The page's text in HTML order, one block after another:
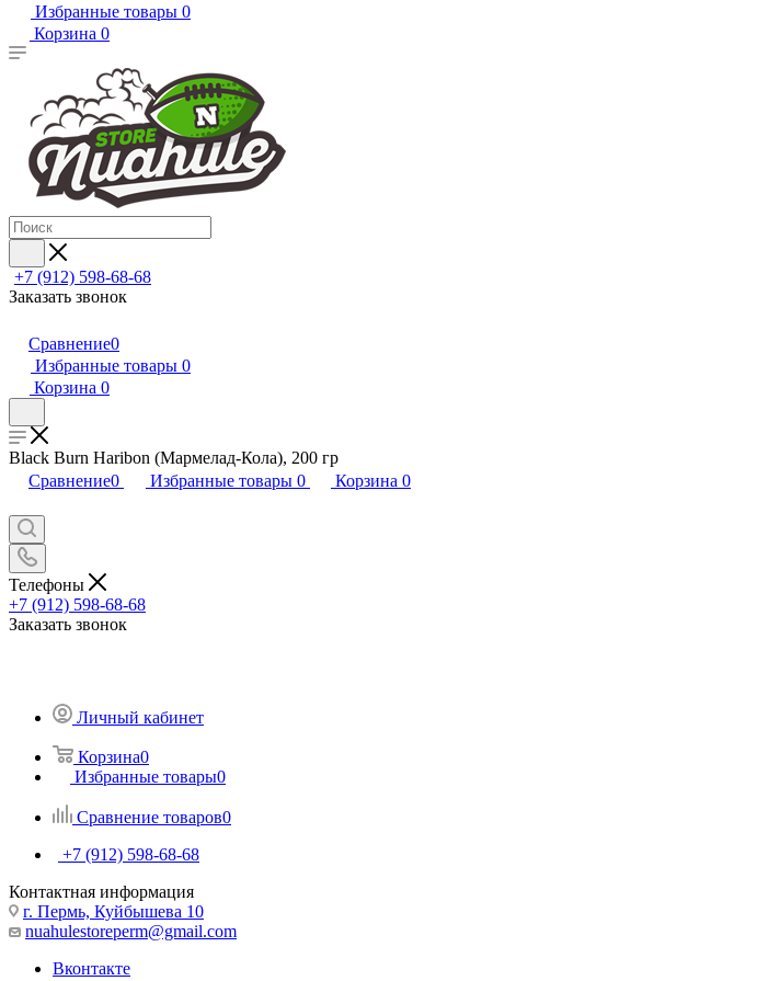
Избранные товары 0
Корзина 0
+7 (912) 598-68-68
Заказать звонок
Сравнение0
Избранные товары 0
Корзина 0
Black Burn Haribon (Мармелад-Кола), 200 гр
Сравнение0 Избранные товары 0 Корзина 0
Телефоны
+7 (912) 598-68-68
Заказать звонок
Личный кабинет
Корзина0
Избранные товары0
Сравнение товаров0
+7 (912) 598-68-68
Контактная информация
г. Пермь, Куйбышева 10
nuahulestoreperm@gmail.com
Вконтакте